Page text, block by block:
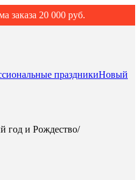
заказа 20 000 руб.
праздникиНовый
год и Рождество/